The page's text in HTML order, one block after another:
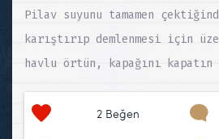
Pilav suyunu tamamen
karıştırıp demlenmesi için
havlu örtün, kapağını
2 Beğen